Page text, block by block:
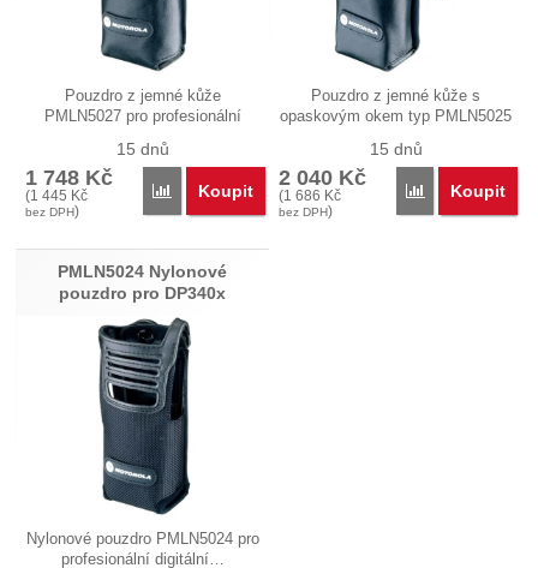
Pouzdro z jemné kůže
PMLN5027 pro profesionální
15 dnů
1 748 Kč
(1 445 Kč
bez DPH)
Porovnat
Koupit
Pouzdro z jemné kůže s
opaskovým okem typ PMLN5025
15 dnů
2 040 Kč
(1 686 Kč
bez DPH)
Porovnat
Koupit
PMLN5024 Nylonové
pouzdro pro DP340x
Nylonové pouzdro PMLN5024 pro
profesionální digitální…